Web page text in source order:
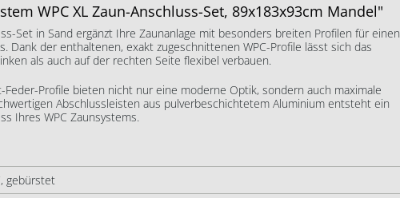
WPC XL Zaun-Anschluss-Set, 89x183x93cm Mandel"
Set in Sand ergänzt Ihre Zaunanlage mit besonders breiten Profilen für einen
Dank der enthaltenen, exakt zugeschnittenen WPC-Profile lässt sich das
als auch auf der rechten Seite flexibel verbauen.
Feder-Profile bieten nicht nur eine moderne Optik, sondern auch maximale
Abschlussleisten aus pulverbeschichtetem Aluminium entsteht ein
Ihres WPC Zaunsystems.
gebürstet